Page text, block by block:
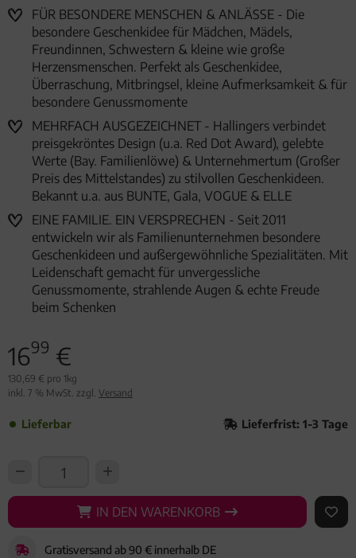
FÜR BESONDERE MENSCHEN & ANLÄSSE - Die
besondere Geschenkidee für Mädchen, Mädels,
Freundinnen, Schwestern & kleine wie große
Herzensmenschen. Perfekt als Geschenkidee,
Überraschung, Mitbringsel, kleine Aufmerksamkeit & für
besondere Genussmomente
MEHRFACH AUSGEZEICHNET - Hallingers verbindet
preisgekröntes Design (u.a. Red Dot Award), gelebte
Werte (Bay. Familienlöwe) & Unternehmertum (Großer
Preis des Mittelstandes) zu stilvollen Geschenkideen.
Bekannt u.a. aus BUNTE, Gala, VOGUE & ELLE
EINE FAMILIE. EIN VERSPRECHEN - Seit 2011
entwickeln wir als Familienunternehmen besondere
Geschenkideen und außergewöhnliche Spezialitäten. Mit
Leidenschaft gemacht für unvergessliche
Genussmomente, strahlende Augen & echte Freude
beim Schenken
1699 €
130,69 € pro 1kg
inkl. 7 % MwSt. zzgl. Versand
Lieferbar Lieferfrist: 1-3 Tage
IN DEN WARENKORB
IN DEN WARENKORB AUF
Gratisversand ab 90 € innerhalb DE